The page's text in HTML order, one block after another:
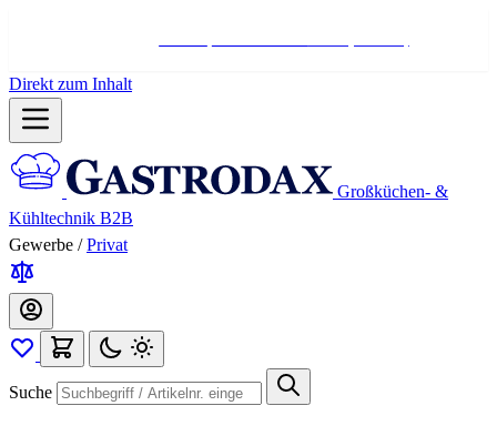
Direkt zum Inhalt
Großküchen- &
Kühltechnik B2B
Gewerbe / Privat
Suche